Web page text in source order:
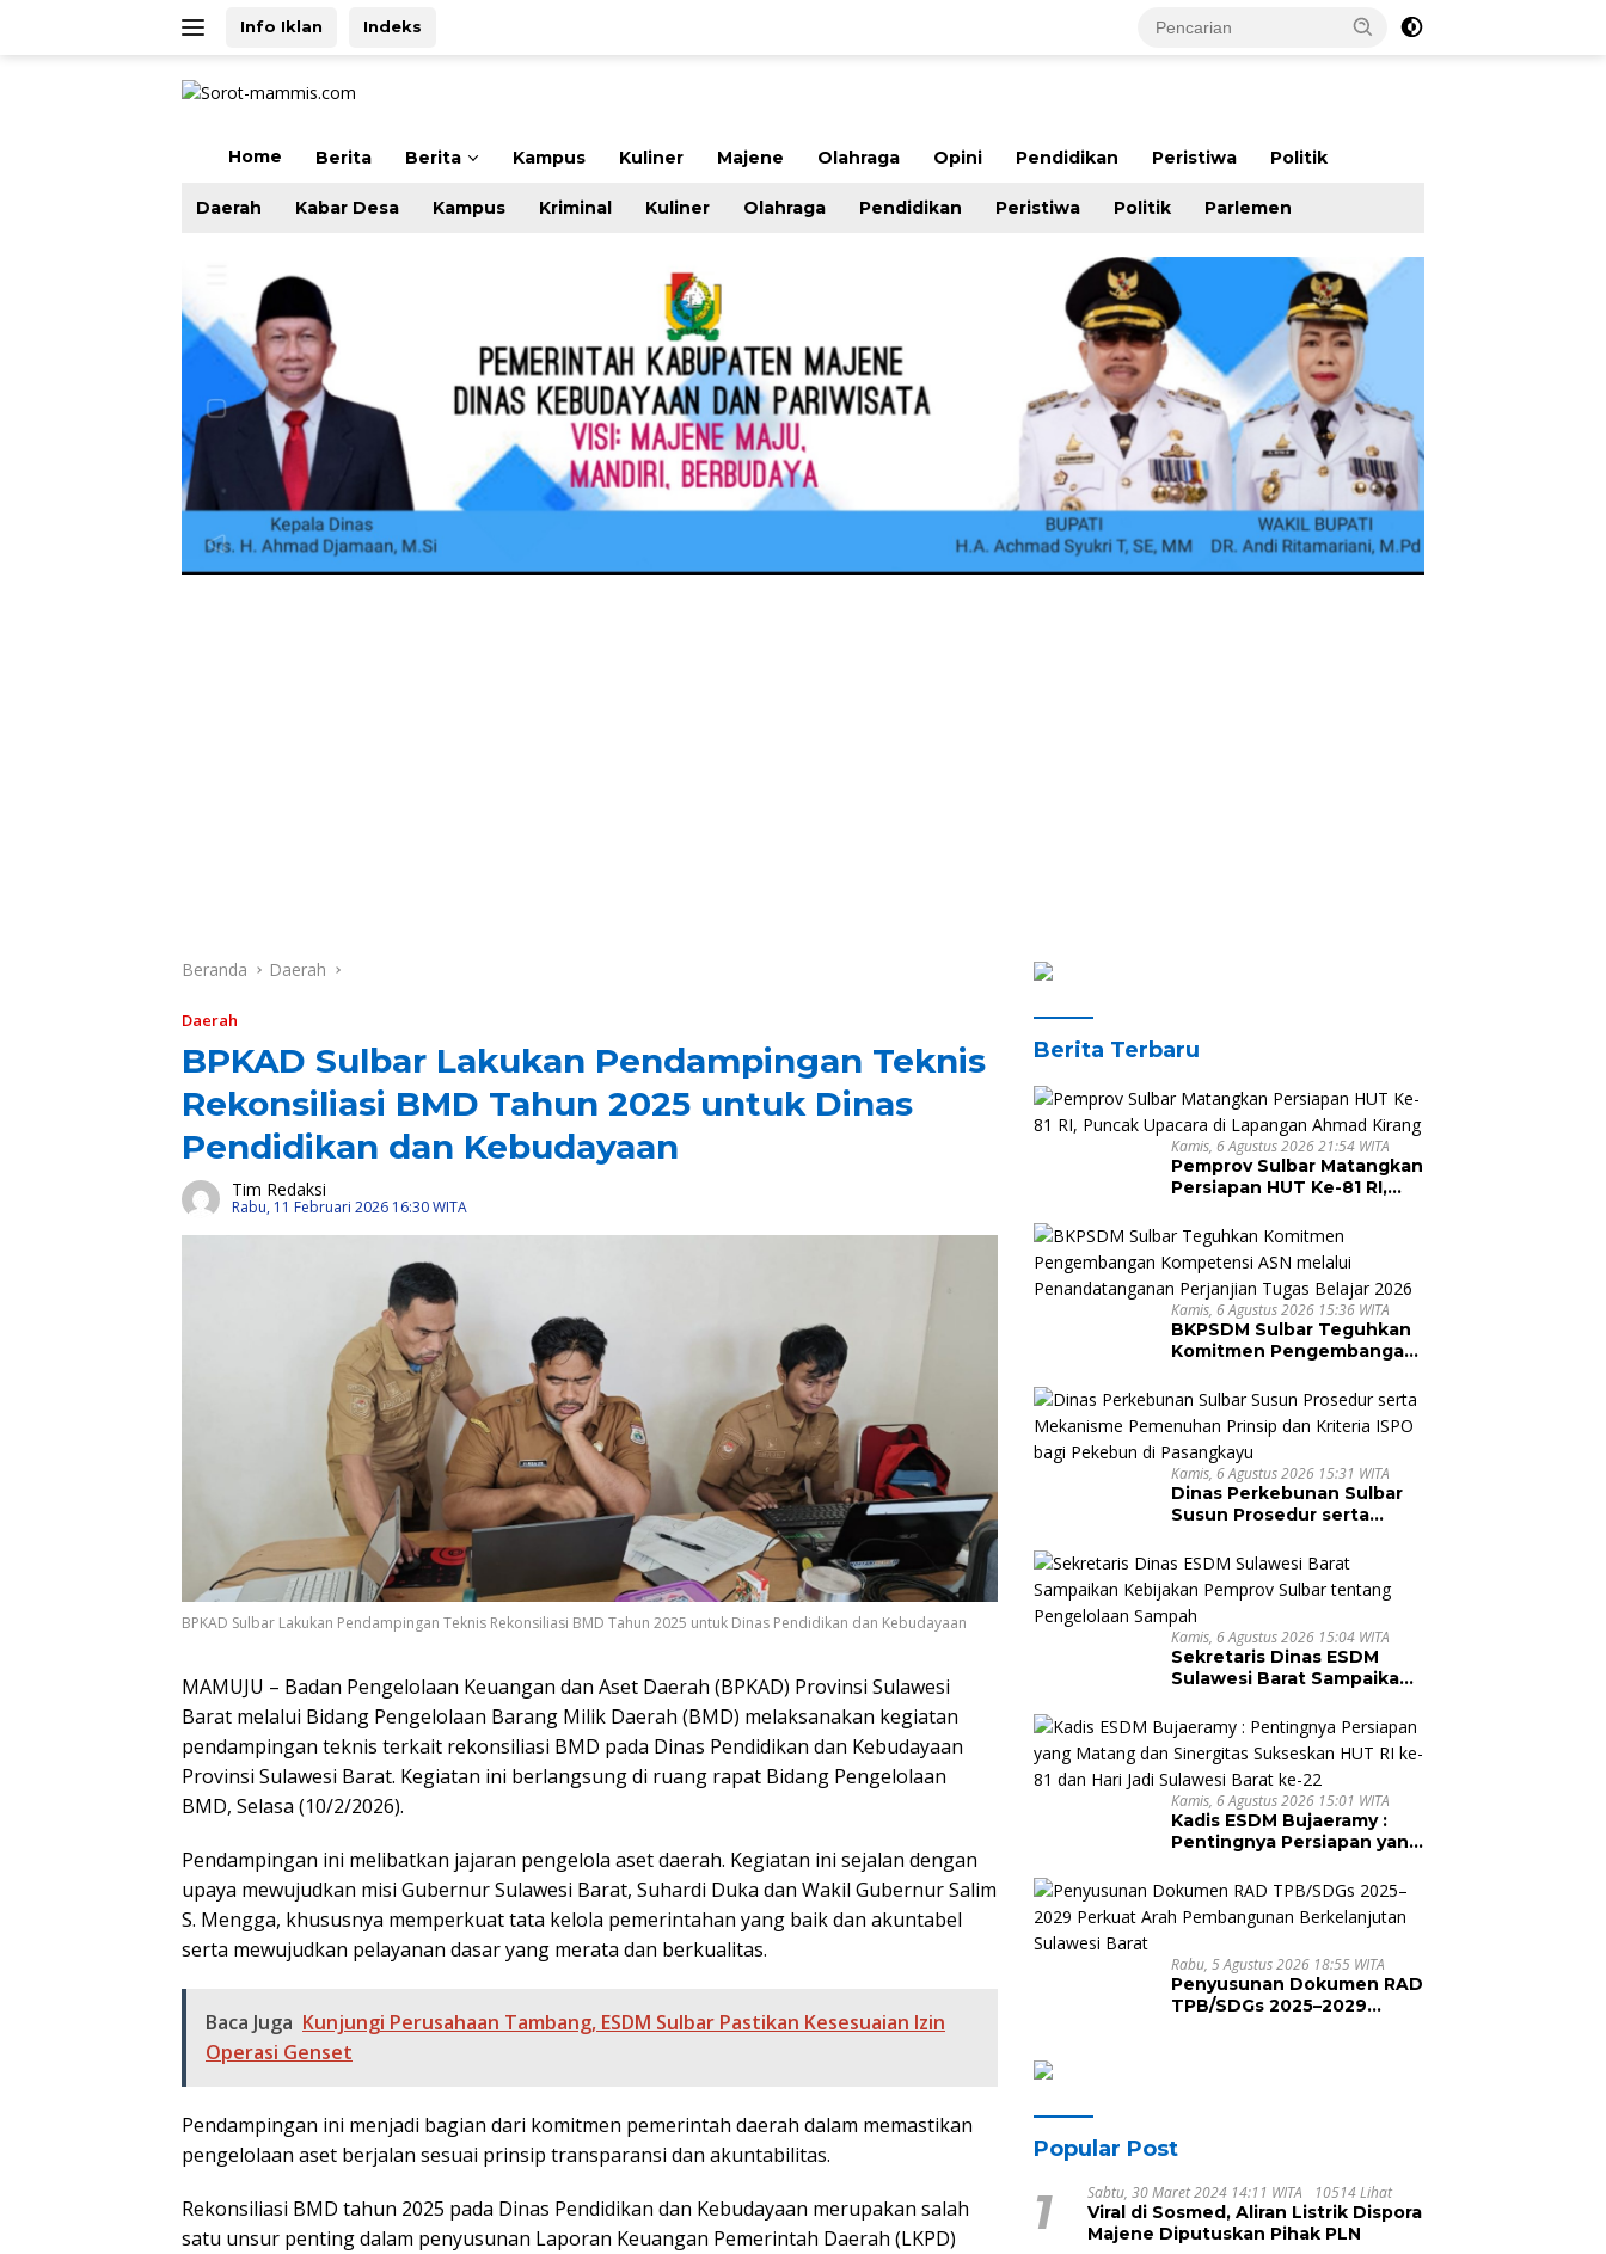
Info Iklan Indeks
Home Berita Berita Kampus Kuliner Majene Olahraga Opini Pendidikan Peristiwa Politik
Daerah Kabar Desa Kampus Kriminal Kuliner Olahraga Pendidikan Peristiwa Politik Parlemen
Beranda Daerah
Daerah
BPKAD Sulbar Lakukan Pendampingan Teknis
Rekonsiliasi BMD Tahun 2025 untuk Dinas
Pendidikan dan Kebudayaan
Tim Redaksi
Rabu, 11 Februari 2026 16:30 WITA
BPKAD Sulbar Lakukan Pendampingan Teknis Rekonsiliasi BMD Tahun 2025 untuk Dinas Pendidikan dan Kebudayaan
MAMUJU – Badan Pengelolaan Keuangan dan Aset Daerah (BPKAD) Provinsi Sulawesi
Barat melalui Bidang Pengelolaan Barang Milik Daerah (BMD) melaksanakan kegiatan
pendampingan teknis terkait rekonsiliasi BMD pada Dinas Pendidikan dan Kebudayaan
Provinsi Sulawesi Barat. Kegiatan ini berlangsung di ruang rapat Bidang Pengelolaan
BMD, Selasa (10/2/2026).
Pendampingan ini melibatkan jajaran pengelola aset daerah. Kegiatan ini sejalan dengan
upaya mewujudkan misi Gubernur Sulawesi Barat, Suhardi Duka dan Wakil Gubernur Salim
S. Mengga, khususnya memperkuat tata kelola pemerintahan yang baik dan akuntabel
serta mewujudkan pelayanan dasar yang merata dan berkualitas.
Baca Juga Kunjungi Perusahaan Tambang, ESDM Sulbar Pastikan Kesesuaian Izin
Operasi Genset
Pendampingan ini menjadi bagian dari komitmen pemerintah daerah dalam memastikan
pengelolaan aset berjalan sesuai prinsip transparansi dan akuntabilitas.
Rekonsiliasi BMD tahun 2025 pada Dinas Pendidikan dan Kebudayaan merupakan salah
satu unsur penting dalam penyusunan Laporan Keuangan Pemerintah Daerah (LKPD)
Berita Terbaru
Kamis, 6 Agustus 2026 21:54 WITA
Pemprov Sulbar Matangkan
Persiapan HUT Ke-81 RI,
Lapangan Ahmad Kirang
Kamis, 6 Agustus 2026 15:36 WITA
BKPSDM Sulbar Teguhkan
Komitmen Pengembangan
Penandatanganan
Perjanjian Tugas Belajar
2026
Kamis, 6 Agustus 2026 15:31 WITA
Dinas Perkebunan Sulbar
Susun Prosedur serta
Prinsip dan Kriteria ISPO
bagi Pekebun di
Pasangkayu
Kamis, 6 Agustus 2026 15:04 WITA
Sekretaris Dinas ESDM
Sulawesi Barat Sampaikan
tentang Pengelolaan
Sampah
Kamis, 6 Agustus 2026 15:01 WITA
Kadis ESDM Bujaeramy :
Pentingnya Persiapan yang
Sukseskan HUT RI ke-81
dan Hari Jadi Sulawesi
Barat ke-22
Rabu, 5 Agustus 2026 18:55 WITA
Penyusunan Dokumen RAD
TPB/SDGs 2025–2029
Popular Post
1 Sabtu, 30 Maret 2024 14:11 WITA 10514 Lihat
Viral di Sosmed, Aliran Listrik Dispora
Majene Diputuskan Pihak PLN